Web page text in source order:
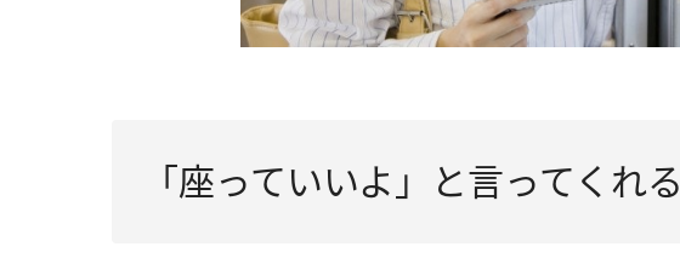
「座っていいよ」と言ってくれる